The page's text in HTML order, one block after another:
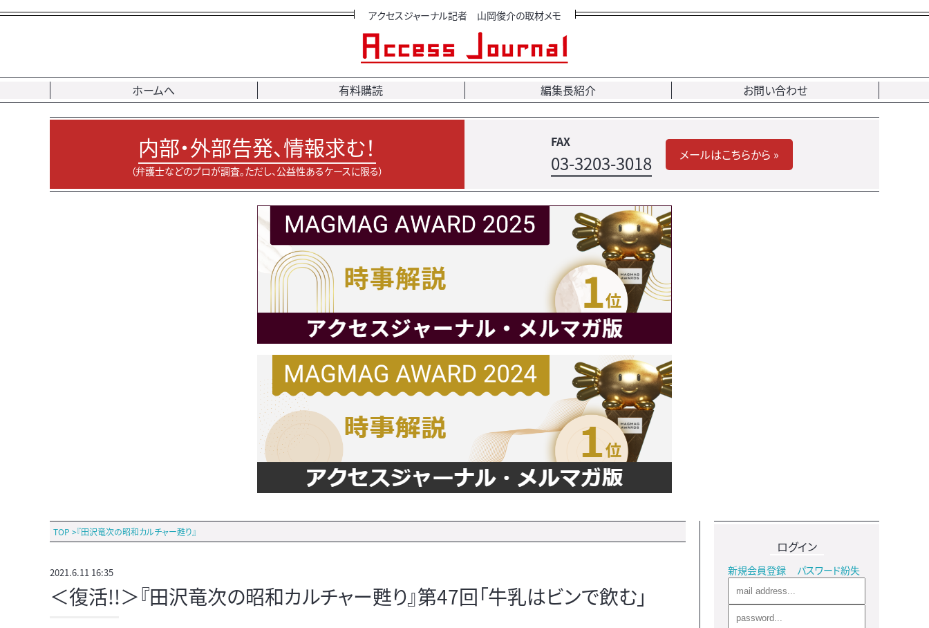
アクセスジャーナル記者 山岡俊介の取材メモ
ホームへ 有料購読 編集長紹介 お問い合わせ
内部・外部告発、情報求む！
（弁護士などのプロが調査。ただし、公益性あるケースに限る）
FAX
03-3203-3018 メールはこちらから »
TOP >『田沢竜次の昭和カルチャー甦り』
2021.6.11 16:35
＜復活!!＞『田沢竜次の昭和カルチャー甦り』第47回「牛乳はビンで飲む」
ログイン
新規会員登録 パスワード紛失